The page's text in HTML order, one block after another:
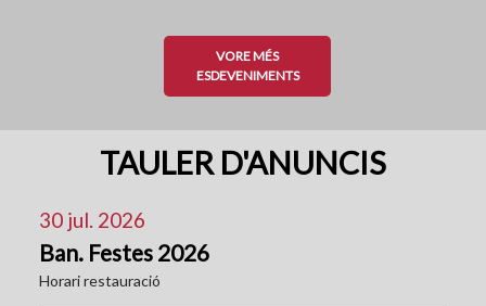
VORE MÉS
ESDEVENIMENTS
TAULER D'ANUNCIS
30 jul. 2026
Ban. Festes 2026
Horari restauració